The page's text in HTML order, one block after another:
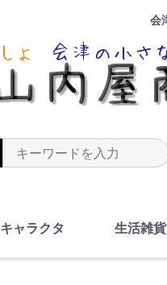
会
商品名やキーワードを入力
キャラクタ 生活雑貨